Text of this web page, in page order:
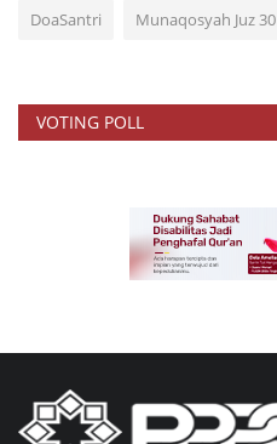
DoaSantri Munaqosyah Juz 30
VOTING POLL